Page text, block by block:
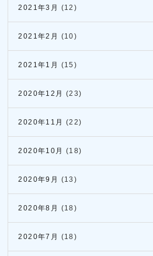
2021年3月 (12)
2021年2月 (10)
2021年1月 (15)
2020年12月 (23)
2020年11月 (22)
2020年10月 (18)
2020年9月 (13)
2020年8月 (18)
2020年7月 (18)